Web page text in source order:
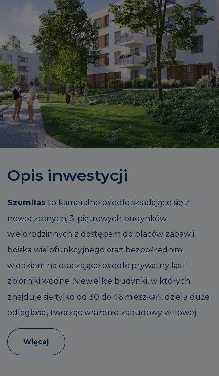
Opis inwestycji
Szumilas to kameralne osiedle składające się z
nowoczesnych, 3-piętrowych budynków
wielorodzinnych z dostępem do placów zabaw i
boiska wielofunkcyjnego oraz bezpośrednim
widokiem na otaczające osiedle prywatny las i
zbiorniki wodne. Niewielkie budynki, w których
znajduje się tylko od 30 do 46 mieszkań, dzielą duże
odległości, tworząc wrażenie zabudowy willowej.
Więcej